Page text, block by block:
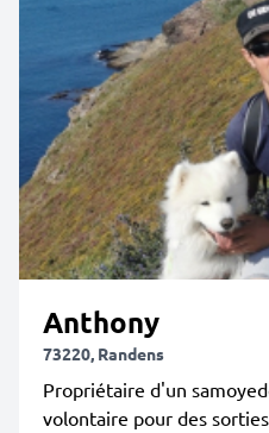
Anthony
73220, Randens
Propriétaire d'un
volontaire pour des